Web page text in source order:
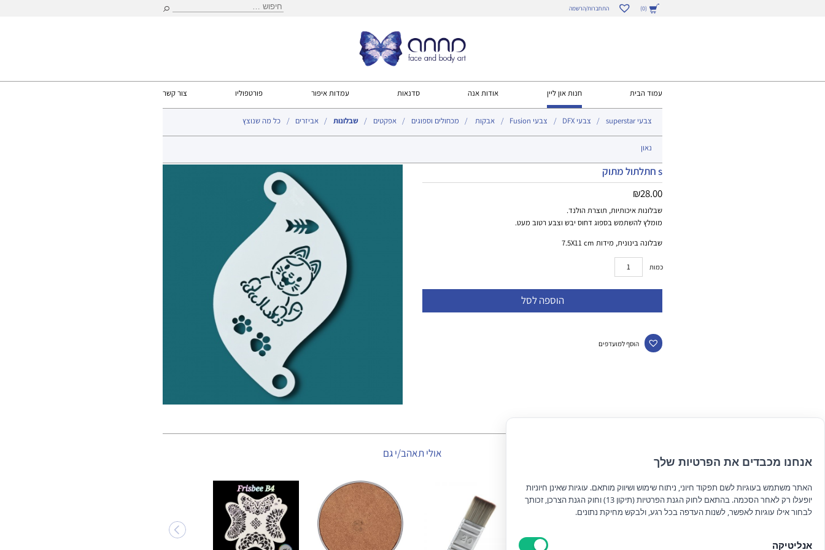
(0) התחברות/הרשמה חיפוש:
עמוד הבית חנות און ליין
צבעי superstar צבעי DFX צבעי Fusion אבקות
נאון
מכחולים וספוגים אפקטים שבלונות אביזרים כל מה שנוצץ
אודות אנה סדנאות עמדות איפור פורטפוליו צור קשר
s חתלתול מתוק
₪28.00
שבלונות איכותיות, תוצרת הולנד.
מומלץ להשתמש בספוג דחוס יבש וצבע רטוב מעט.
שבלונה בינונית, מידות 7.5X11 cm
כמות
הוספה לסל
הוסף למועדפים
אולי תאהב/י גם
אנחנו מכבדים את הפרטיות שלך
האתר משתמש בעוגיות לשם תפקוד חיוני, ניתוח שימוש ושיווק מותאם. עוגיות שאינן חיוניות
יופעלו רק לאחר הסכמה. בהתאם לחוק הגנת הפרטיות (תיקון 13) וחוק הגנת הצרכן, זכותך
לבחור אילו עוגיות לאפשר, לשנות העדפה בכל רגע, ולבקש מחיקת נתונים.
אנליטיקה